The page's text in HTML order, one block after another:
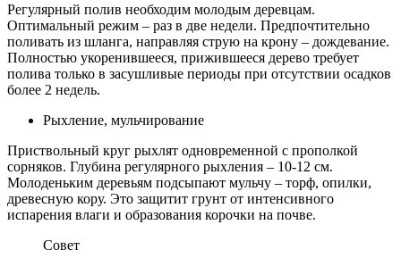
Регулярный полив необходим молодым деревцам.
Оптимальный режим – раз в две недели. Предпочтительно
поливать из шланга, направляя струю на крону – дождевание.
Полностью укоренившееся, прижившееся дерево требует
полива только в засушливые периоды при отсутствии осадков
более 2 недель.
Рыхление, мульчирование
Приствольный круг рыхлят одновременной с прополкой
сорняков. Глубина регулярного рыхления – 10-12 см.
Молоденьким деревьям подсыпают мульчу – торф, опилки,
древесную кору. Это защитит грунт от интенсивного
испарения влаги и образования корочки на почве.
Совет